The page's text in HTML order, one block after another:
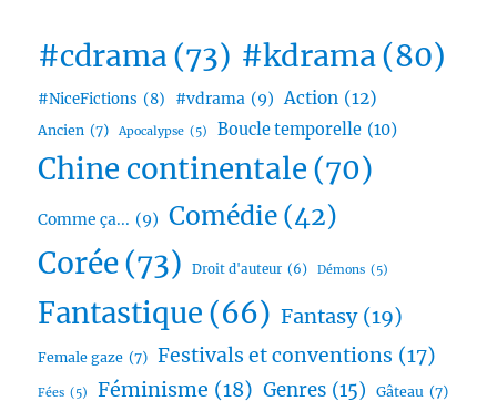
#cdrama (73) #kdrama(80)
#NiceFictions (8) #vdrama (9) Action (12)
Ancien (7) Apocalypse (5) Boucle temporelle (10)
Chine continentale (70)
Comme ça... (9) Comédie (42)
Corée(73) Droit d'auteur (6) Démons (5)
Fantastique (66) Fantasy (19)
Female gaze (7) Festivals et conventions (17)
Fées (5) Féminisme (18) Genres (15) Gâteau (7)